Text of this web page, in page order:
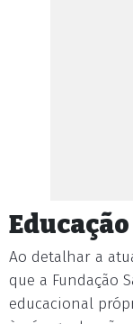
Educação
Ao detalhar a
que a Fundação
educacional